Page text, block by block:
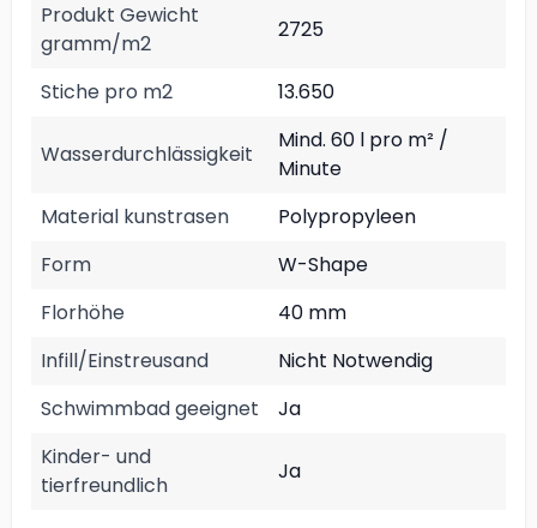
Produkt Gewicht
gramm/m2
2725
Stiche pro m2 13.650
Wasserdurchlässigkeit
Mind. 60 l pro m² /
Minute
Material kunstrasen
Polypropyleen
Form
W-Shape
Florhöhe
40 mm
Infill/Einstreusand
Nicht Notwendig
Schwimmbad geeignet
Ja
Kinder- und
tierfreundlich
Ja